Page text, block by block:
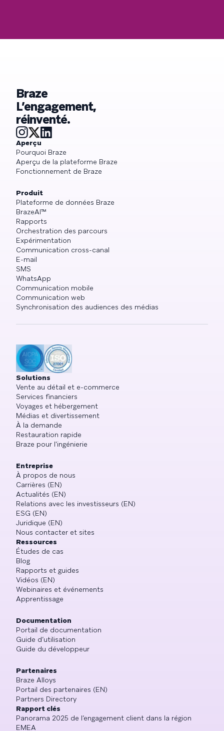
Braze
L’engagement,
réinventé.
Aperçu
Pourquoi Braze
Aperçu de la plateforme Braze
Fonctionnement de Braze
Produit
Plateforme de données Braze
BrazeAI™
Rapports
Orchestration des parcours
Expérimentation
Communication cross-canal
E-mail
SMS
WhatsApp
Communication mobile
Communication web
Synchronisation des audiences des médias
Solutions
Vente au détail et e-commerce
Services financiers
Voyages et hébergement
Médias et divertissement
À la demande
Restauration rapide
Braze pour l'ingénierie
Entreprise
À propos de nous
Carrières (EN)
Actualités (EN)
Relations avec les investisseurs (EN)
ESG (EN)
Juridique (EN)
Nous contacter et sites
Ressources
Études de cas
Blog
Rapports et guides
Vidéos (EN)
Webinaires et événements
Apprentissage
Documentation
Portail de documentation
Guide d’utilisation
Guide du développeur
Partenaires
Braze Alloys
Portail des partenaires (EN)
Partners Directory
Rapport clés
Panorama 2025 de l’engagement client dans la région
EMEA